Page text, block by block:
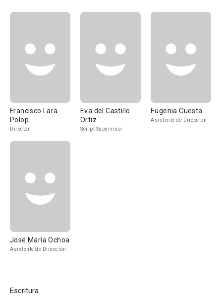
Francisco Lara
Polop
Director
Eva del Castillo
Ortiz
Script Supervisor
Eugenia Cuesta
Asistente de Dirección
José María Ochoa
Asistente de Dirección
Escritura